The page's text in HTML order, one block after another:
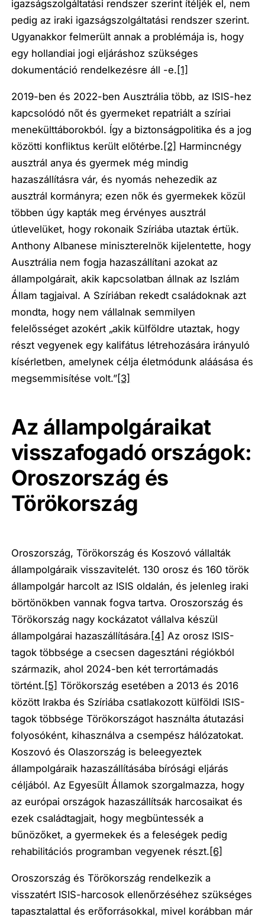
igazságszolgáltatási rendszer szerint ítéljék el, nem
pedig az iraki igazságszolgáltatási rendszer szerint.
Ugyanakkor felmerült annak a problémája is, hogy
egy hollandiai jogi eljáráshoz szükséges
dokumentáció rendelkezésre áll -e. [1]
2019-ben és 2022-ben Ausztrália több, az ISIS-hez
kapcsolódó nőt és gyermeket repatriált a szíriai
menekülttáborokból. Így a biztonságpolitika és a jog
közötti konfliktus került előtérbe. [2] Harmincnégy
ausztrál anya és gyermek még mindig
hazaszállításra vár, és nyomás nehezedik az
ausztrál kormányra; ezen nők és gyermekek közül
többen úgy kapták meg érvényes ausztrál
útlevelüket, hogy rokonaik Szíriába utaztak értük.
Anthony Albanese miniszterelnök kijelentette, hogy
Ausztrália nem fogja hazaszállítani azokat az
állampolgárait, akik kapcsolatban állnak az Iszlám
Állam tagjaival. A Szíriában rekedt családoknak azt
mondta, hogy nem vállalnak semmilyen
felelősséget azokért „akik külföldre utaztak, hogy
részt vegyenek egy kalifátus létrehozására irányuló
kísérletben, amelynek célja életmódunk aláásása és
megsemmisítése volt.”[3]
Az állampolgáraikat
visszafogadó országok:
Oroszország és
Törökország
Oroszország, Törökország és Koszovó vállalták
állampolgáraik visszavitelét. 130 orosz és 160 török
állampolgár harcolt az ISIS oldalán, és jelenleg iraki
börtönökben vannak fogva tartva. Oroszország és
Törökország nagy kockázatot vállalva készül
állampolgárai hazaszállítására. [4] Az orosz ISIS-
tagok többsége a csecsen dagesztáni régiókból
származik, ahol 2024-ben két terrortámadás
történt. [5] Törökország esetében a 2013 és 2016
között Irakba és Szíriába csatlakozott külföldi ISIS-
tagok többsége Törökországot használta átutazási
folyosóként, kihasználva a csempész hálózatokat.
Koszovó és Olaszország is beleegyeztek
állampolgáraik hazaszállításába bírósági eljárás
céljából. Az Egyesült Államok szorgalmazza, hogy
az európai országok hazaszállítsák harcosaikat és
ezek családtagjait, hogy megbüntessék a
bűnözőket, a gyermekek és a feleségek pedig
rehabilitációs programban vegyenek részt. [6]
Oroszország és Törökország rendelkezik a
visszatért ISIS-harcosok ellenőrzéséhez szükséges
tapasztalattal és erőforrásokkal, mivel korábban már